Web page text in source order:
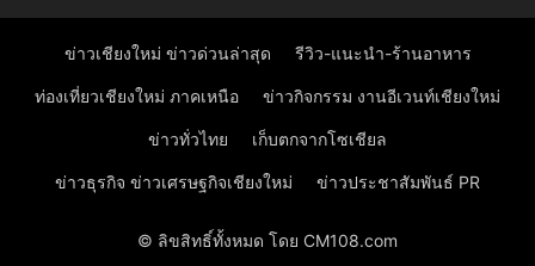
ข่าวเชียงใหม่ ข่าวด่วนล่าสุด รีวิว-แนะนำ-ร้านอาหาร
ท่องเที่ยวเชียงใหม่ ภาคเหนือ ข่าวกิจกรรม งานอีเวนท์เชียงใหม่
ข่าวทั่วไทย เก็บตกจากโซเชียล
ข่าวธุรกิจ ข่าวเศรษฐกิจเชียงใหม่ ข่าวประชาสัมพันธ์ PR
© ลิขสิทธิ์ทั้งหมด โดย CM108.com